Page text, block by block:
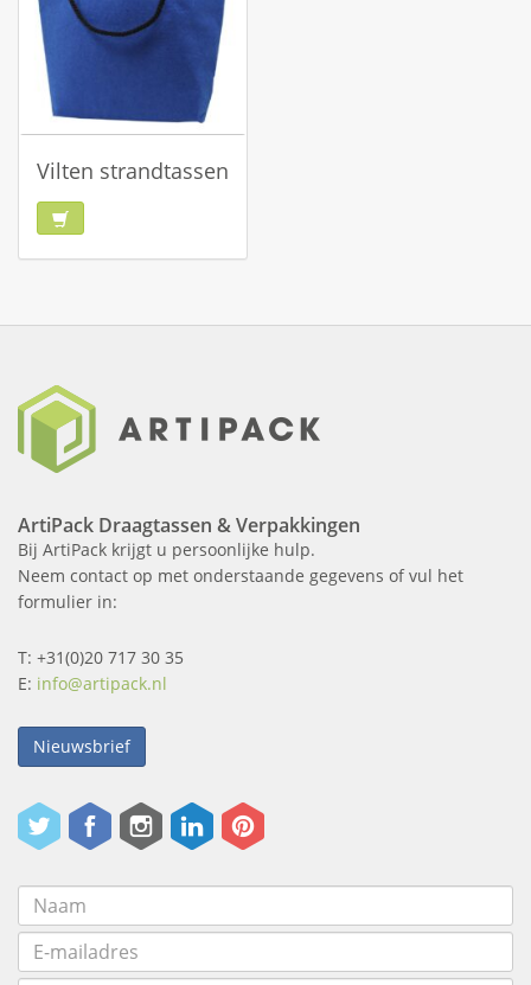
Vilten strandtassen
ArtiPack Draagtassen & Verpakkingen
Bij ArtiPack krijgt u persoonlijke hulp.
Neem contact op met onderstaande gegevens of vul het
formulier in:
T: +31(0)20 717 30 35
E: info@artipack.nl
Nieuwsbrief